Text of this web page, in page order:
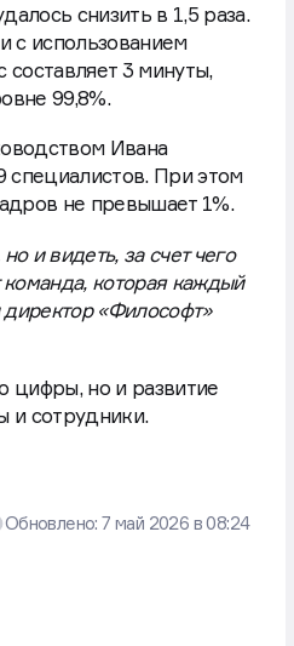
снизить в 1,5 раза.
с использованием
составляет 3 минуты,
99,8%.
Ивана
специалистов. При этом
не превышает 1%.
и видеть, за счет чего
которая каждый
«Философт»
цифры, но и развитие
и сотрудники.
Обновлено:7 май 2026 в08:24